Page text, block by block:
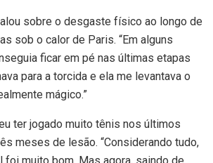
sobre o desgaste físico ao longo de
sob o calor de Paris. “Em alguns
ficar em pé nas últimas etapas
para a torcida e ela me levantava o
mágico.”
ter jogado muito tênis nos últimos
meses de lesão. “Considerando tudo,